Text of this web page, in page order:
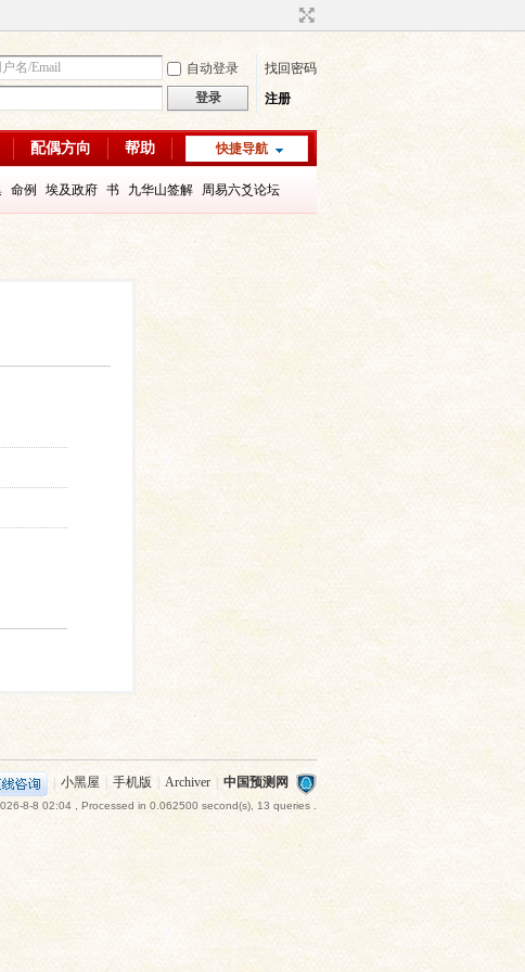
自动登录
找回密码
登录 注册
快捷导航
配偶方向 帮助
命例 埃及政府 书 九华山签解 周易六爻论坛
八字教程 每日一理65
小黑屋 手机版 Archiver 中国预测网
8-8 02:04, Processed in 0.062500 second(s), 13 queries .